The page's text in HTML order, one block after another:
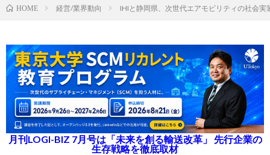
HOME 経営/業界動向 IHIと静岡県、次世代エアモビリティの社会実
月刊LOGI-BIZ 7月号は「未来を創る輸送改革」 先行企業の
生存戦略を徹底取材